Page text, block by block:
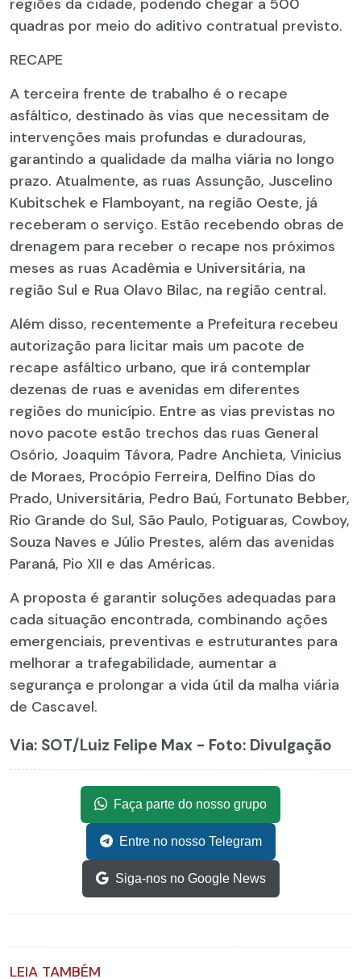
regiões da cidade, podendo chegar a 500
quadras por meio do aditivo contratual previsto.
RECAPE
A terceira frente de trabalho é o recape
asfáltico, destinado às vias que necessitam de
intervenções mais profundas e duradouras,
garantindo a qualidade da malha viária no longo
prazo. Atualmente, as ruas Assunção, Juscelino
Kubitschek e Flamboyant, na região Oeste, já
receberam o serviço. Estão recebendo obras de
drenagem para receber o recape nos próximos
meses as ruas Acadêmia e Universitária, na
região Sul e Rua Olavo Bilac, na região central.
Além disso, recentemente a Prefeitura recebeu
autorização para licitar mais um pacote de
recape asfáltico urbano, que irá contemplar
dezenas de ruas e avenidas em diferentes
regiões do município. Entre as vias previstas no
novo pacote estão trechos das ruas General
Osório, Joaquim Távora, Padre Anchieta, Vinicius
de Moraes, Procópio Ferreira, Delfino Dias do
Prado, Universitária, Pedro Baú, Fortunato Bebber,
Rio Grande do Sul, São Paulo, Potiguaras, Cowboy,
Souza Naves e Júlio Prestes, além das avenidas
Paraná, Pio XII e das Américas.
A proposta é garantir soluções adequadas para
cada situação encontrada, combinando ações
emergenciais, preventivas e estruturantes para
melhorar a trafegabilidade, aumentar a
segurança e prolongar a vida útil da malha viária
de Cascavel.
Via: SOT/Luiz Felipe Max - Foto: Divulgação
Faça parte do nosso grupo
Entre no nosso Telegram
Siga-nos no Google News
LEIA TAMBÉM